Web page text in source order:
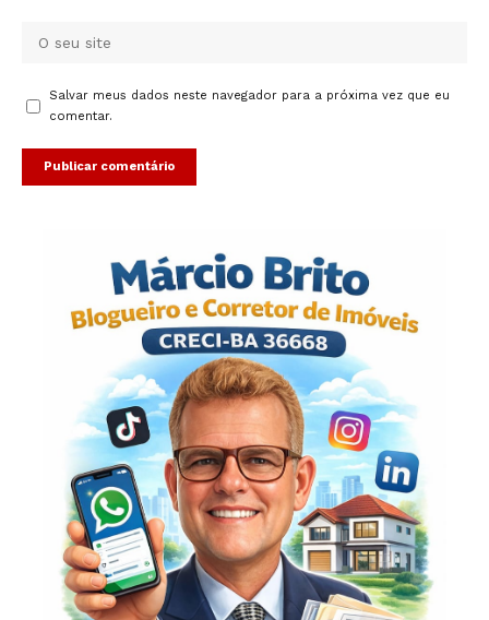
Salvar meus dados neste navegador para a próxima vez que eu
comentar.